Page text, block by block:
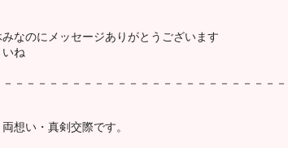
なのにメッセージありがとうございます
ね
－－－－－－－－－－－－－－－－－－－－－－－－
想い・真剣交際です。